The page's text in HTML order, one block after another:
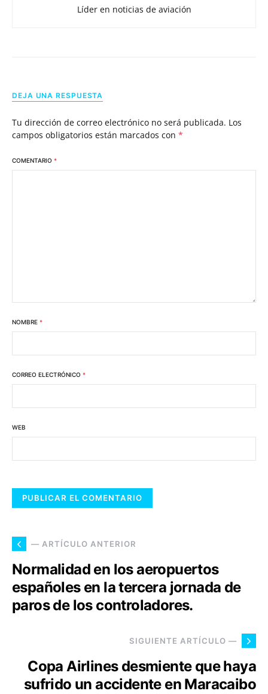
Líder en noticias de aviación
DEJA UNA RESPUESTA
Tu dirección de correo electrónico no será publicada. Los
campos obligatorios están marcados con *
COMENTARIO *
NOMBRE *
CORREO ELECTRÓNICO *
WEB
— ARTÍCULO ANTERIOR
Normalidad en los aeropuertos
españoles en la tercera jornada de
paros de los controladores.
SIGUIENTE ARTÍCULO —
Copa Airlines desmiente que haya
sufrido un accidente en Maracaibo